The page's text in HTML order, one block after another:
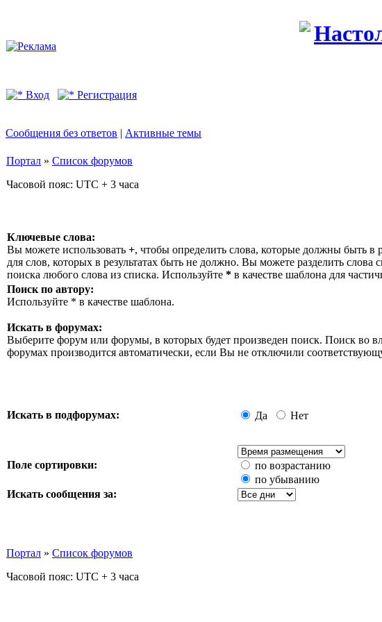
Вход Регистрация
Сообщения без ответов | Активные темы
Портал » Список форумов
Часовой пояс: UTC + 3 часа
Ключевые слова:
Вы можете использовать +, чтобы определить слова, которые должны быть в
для слов, которых в результатах быть не должно. Вы можете разделить слова
поиска любого слова из списка. Используйте * в качестве шаблона для
Поиск по автору:
Используйте * в качестве шаблона.
Искать в форумах:
Выберите форум или форумы, в которых будет произведен поиск. Поиск во
форумах производится автоматически, если Вы не отключили
Искать в подфорумах: Да Нет
Поле сортировки:
по возрастанию
по убыванию
Искать сообщения за:
Портал » Список форумов
Часовой пояс: UTC + 3 часа